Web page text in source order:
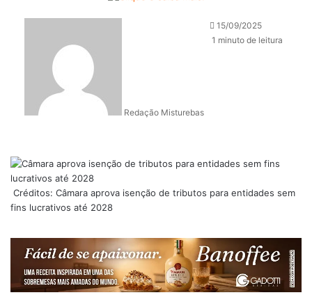
Redação Misturebas
15/09/2025
1 minuto de leitura
Créditos: Câmara aprova isenção de tributos para entidades sem
fins lucrativos até 2028